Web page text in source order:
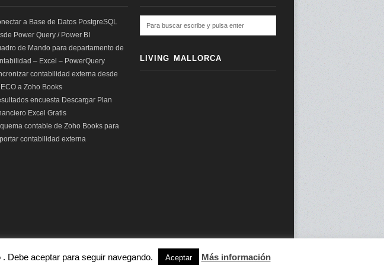
a Base de Datos PostgreSQL
Power Query / Power BI
de Mando para departamento de
– Excel – PowerQuery
contabilidad externa desde
a Zoho Books
encuesta Descargar Plan
Excel Gratis
contable de Zoho Books para
contabilidad externa
LIVING MALLORCA
subir ↑
Debe aceptar para seguir navegando. Aceptar Más información